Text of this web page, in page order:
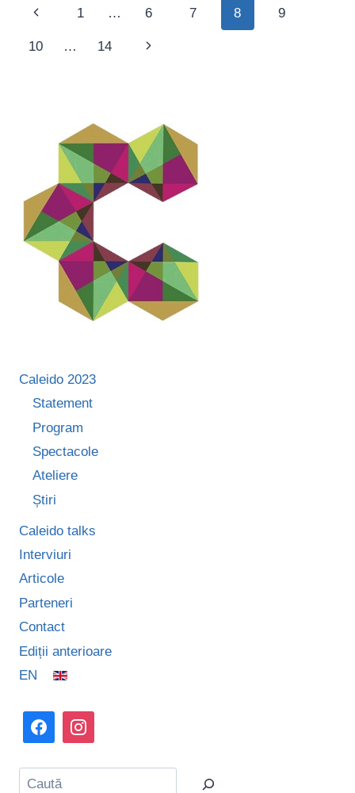
ONE
AM
LUCRAT”
Page
navigation
Previous
Page
1 … 6 7 8 9
10 … 14
Next
Caleido 2023
Statement
Program
Spectacole
Ateliere
Știri
Caleido talks
Interviuri
Articole
Parteneri
Contact
Ediții anterioare
EN
Caută